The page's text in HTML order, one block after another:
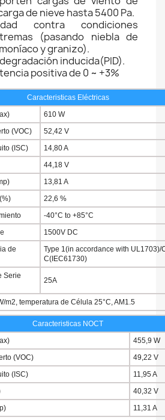
de nieve hasta 5400 Pa.
contra condiciones
(pasando niebla de
y granizo).
inducida(PID).
positiva de 0 ~ +3%
Caracteristicas Eléctricas
610 W
(VOC)
52,42 V
(ISC)
14,80 A
44,18 V
13,81 A
22,6 %
-40°C to +85°C
1500V DC
de
Type 1(in accordance with UL1703)/
C(IEC61730)
Serie
25A
m2, temperatura de Célula 25°C, AM1.5
Caracteristicas NOCT
455,9
(VOC)
49,22 V
(ISC)
11,95 A
40,32 V
11,31 A